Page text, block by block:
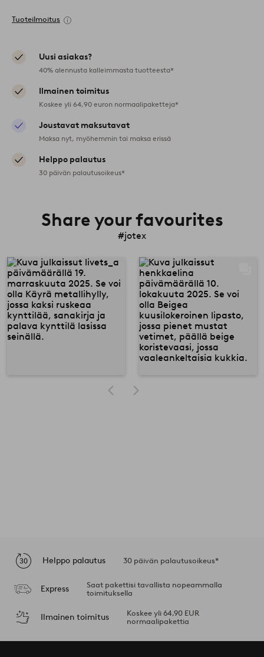
Tuoteilmoitus
Uusi asiakas?
40% alennusta kalleimmasta tuotteesta*
Ilmainen toimitus
Koskee yli 64,90 euron normaalipaketteja*
Joustavat maksutavat
Maksa nyt, myöhemmin tai maksa erissä
Helppo palautus
30 päivän palautusoikeus*
Share your favourites
#jotex
Helppo palautus 30 päivän palautusoikeus*
Express
Saat pakettisi tavallista nopeammalla
toimituksella
Ilmainen toimitus
Koskee yli 64,90 EUR
normaalipakettia